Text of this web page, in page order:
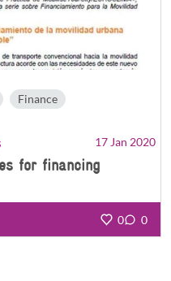
Finance
17 Jan 2020
for financing
0 0